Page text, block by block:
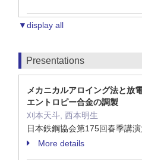
▼display all
Presentations
メカニカルアロイング法と放
エントロピー合金の調製
刈本天斗, 西本明生
日本鉄鋼協会第175回春季講
More details